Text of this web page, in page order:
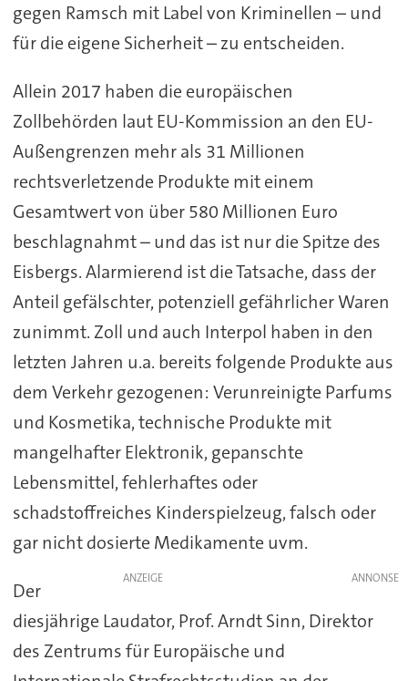
gegen Ramsch mit Label von Kriminellen – und
für die eigene Sicherheit – zu entscheiden.
Allein 2017 haben die europäischen
Zollbehörden laut EU-Kommission an den EU-
Außengrenzen mehr als 31 Millionen
rechtsverletzende Produkte mit einem
Gesamtwert von über 580 Millionen Euro
beschlagnahmt – und das ist nur die Spitze des
Eisbergs. Alarmierend ist die Tatsache, dass der
Anteil gefälschter, potenziell gefährlicher Waren
zunimmt. Zoll und auch Interpol haben in den
letzten Jahren u.a. bereits folgende Produkte aus
dem Verkehr gezogenen: Verunreinigte Parfums
und Kosmetika, technische Produkte mit
mangelhafter Elektronik, gepanschte
Lebensmittel, fehlerhaftes oder
schadstoffreiches Kinderspielzeug, falsch oder
gar nicht dosierte Medikamente uvm.
ANZEIGE
Der
diesjährige Laudator, Prof. Arndt Sinn, Direktor
des Zentrums für Europäische und